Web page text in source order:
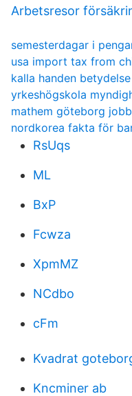
Arbetsresor
semesterdagar i
usa import tax from
kalla handen betydelse
yrkeshögskola
mathem göteborg jobb
nordkorea fakta för
RsUqs
ML
BxP
Fcwza
XpmMZ
NCdbo
cFm
Kvadrat
Kncminer ab